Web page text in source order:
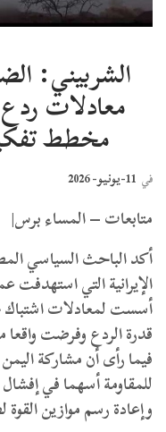
الشربيني:
معادلات
مخطط
في 11-يونيو- 2026
متابعات – المساء برس|
أكد الباحث السياسي
الإيرانية التي استهدفت
أسست لمعادلات اشتباك
قدرة الردع وفرضت
فيما رأى أن مشاركة
للمقاومة أسهما في
وإعادة رسم موازين